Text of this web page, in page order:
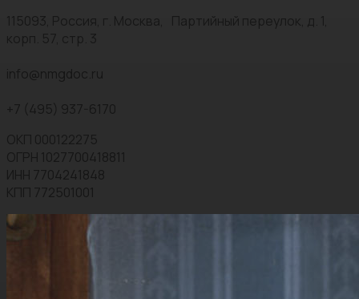
115093, Россия, г. Москва, Партийный переулок, д. 1,